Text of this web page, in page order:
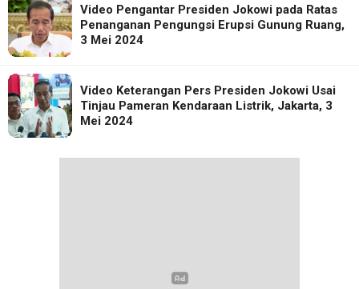
Video Pengantar Presiden Jokowi pada Ratas
Penanganan Pengungsi Erupsi Gunung Ruang,
3 Mei 2024
Video Keterangan Pers Presiden Jokowi Usai
Tinjau Pameran Kendaraan Listrik, Jakarta, 3
Mei 2024